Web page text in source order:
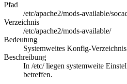
Pfad
/etc/apache2/mods-available/
Verzeichnis
/etc/apache2/mods-available/
Bedeutung
Systemweites Konfig-Verzeichnis
Beschreibung
In /etc/ liegen systemweite
betreffen.